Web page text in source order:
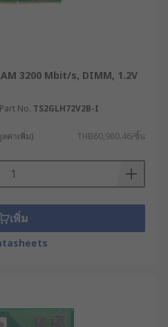
3200 Mbit/s, DIMM, 1.2V
No. TS2GLH72V2B-I
ค่าเพิ่ม) THB60,980.46/ชิ้น
เพิ่ม